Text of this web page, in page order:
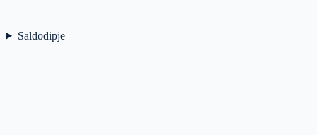
Saldodipje